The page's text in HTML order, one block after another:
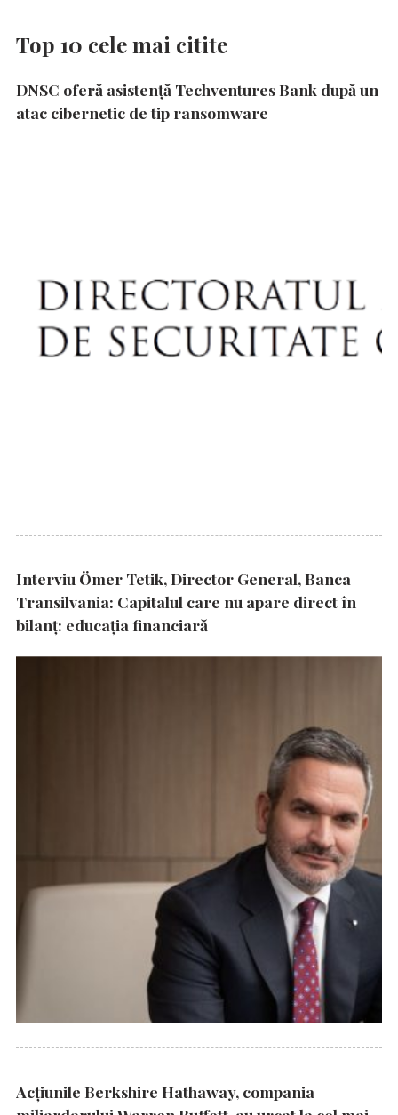
Top 10 cele mai citite
DNSC oferă asistență Techventures Bank după un
atac cibernetic de tip ransomware
Interviu Ömer Tetik, Director General, Banca
Transilvania: Capitalul care nu apare direct în
bilanț: educația financiară
Acțiunile Berkshire Hathaway, compania